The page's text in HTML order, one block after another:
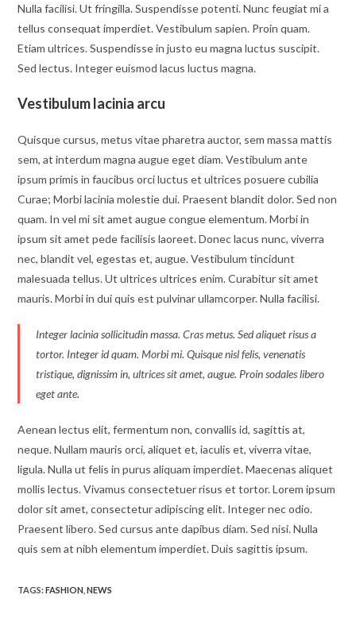
Nulla facilisi. Ut fringilla. Suspendisse potenti. Nunc feugiat mi a
tellus consequat imperdiet. Vestibulum sapien. Proin quam.
Etiam ultrices. Suspendisse in justo eu magna luctus suscipit.
Sed lectus. Integer euismod lacus luctus magna.
Vestibulum lacinia arcu
Quisque cursus, metus vitae pharetra auctor, sem massa mattis
sem, at interdum magna augue eget diam. Vestibulum ante
ipsum primis in faucibus orci luctus et ultrices posuere cubilia
Curae; Morbi lacinia molestie dui. Praesent blandit dolor. Sed non
quam. In vel mi sit amet augue congue elementum. Morbi in
ipsum sit amet pede facilisis laoreet. Donec lacus nunc, viverra
nec, blandit vel, egestas et, augue. Vestibulum tincidunt
malesuada tellus. Ut ultrices ultrices enim. Curabitur sit amet
mauris. Morbi in dui quis est pulvinar ullamcorper. Nulla facilisi.
Integer lacinia sollicitudin massa. Cras metus. Sed aliquet risus a
tortor. Integer id quam. Morbi mi. Quisque nisl felis, venenatis
tristique, dignissim in, ultrices sit amet, augue. Proin sodales libero
eget ante.
Aenean lectus elit, fermentum non, convallis id, sagittis at,
neque. Nullam mauris orci, aliquet et, iaculis et, viverra vitae,
ligula. Nulla ut felis in purus aliquam imperdiet. Maecenas aliquet
mollis lectus. Vivamus consectetuer risus et tortor. Lorem ipsum
dolor sit amet, consectetur adipiscing elit. Integer nec odio.
Praesent libero. Sed cursus ante dapibus diam. Sed nisi. Nulla
quis sem at nibh elementum imperdiet. Duis sagittis ipsum.
TAGS:FASHION NEWS